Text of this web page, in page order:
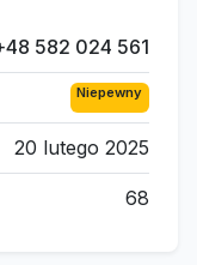
582 024 561
Niepewny
20 lutego 2025
68